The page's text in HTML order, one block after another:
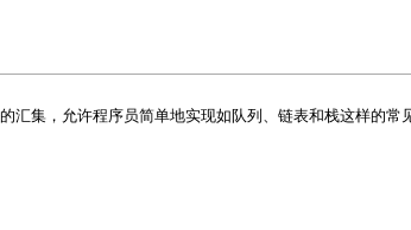
汇集，允许程序员简单地实现如队列、链表和栈这样的常